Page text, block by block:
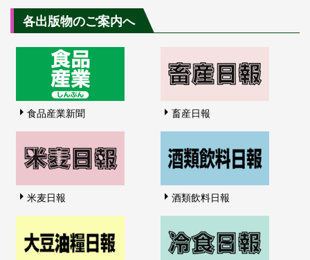
各出版物のご案内へ
食品産業新聞 畜産日報
米麦日報 酒類飲料日報